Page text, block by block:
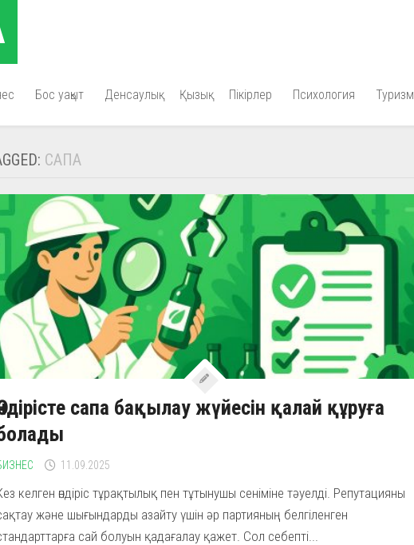
Бос уақыт Денсаулық Қызық Пікірлер Психология Туризм
САПА
сапа бақылау жүйесін қалай құруға
11.09.2025
келген өндіріс тұрақтылық пен тұтынушы сеніміне тәуелді. Репутацияны
және шығындарды азайту үшін әр партияның белгіленген
сай болуын қадағалау қажет. Сол себепті...